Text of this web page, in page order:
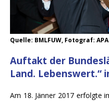
Quelle: BMLFUW, Fotograf:
Auftakt der
Land. Lebenswert.“
Am 18. Jänner 2017 erfolgte